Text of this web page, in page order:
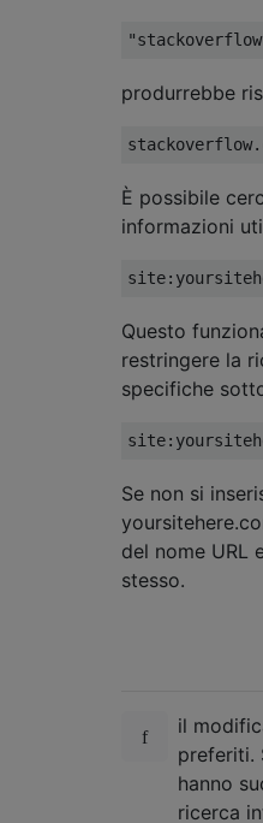
produrrebbe
È possibile
informazioni
Questo
restringere la
specifiche
Se non si
del nome URL
stesso.
il
preferiti.
hanno
ricerca